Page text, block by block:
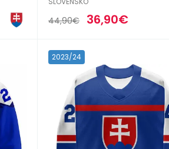
44,90€ 36,90€
2023/24